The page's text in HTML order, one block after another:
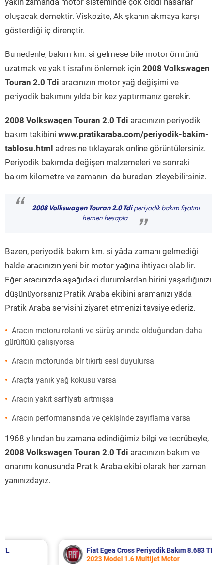
yakın zamanda motor sisteminde çok ciddi hasarlar
oluşacak demektir. Viskozite, Akışkanın akmaya karşı
gösterdiği iç dirençtir.
Bu nedenle, bakım km. si gelmese bile motor ömrünü
uzatmak ve yakıt israfını önlemek için 2008 Volkswagen
Touran 2.0 Tdi aracınızın motor yağ değişimi ve
periyodik bakımını yılda bir kez yaptırmanız gerekir.
2008 Volkswagen Touran 2.0 Tdi aracınızın periyodik
bakım takibini www.pratikaraba.com/periyodik-bakim-
tablosu.html adresine tıklayarak online görüntülersiniz.
Periyodik bakımda değişen malzemeleri ve sonraki
bakım kilometre ve zamanını da buradan izleyebilirsiniz.
“ 2008 Volkswagen Touran 2.0 Tdiperiyodik bakım fiyatını
hemen hesapla
”
Bazen, periyodik bakım km. si yâda zamanı gelmediği
halde aracınızın yeni bir motor yağına ihtiyacı olabilir.
Eğer aracınızda aşağıdaki durumlardan birini yaşadığınızı
düşünüyorsanız Pratik Araba ekibini aramanızı yâda
Pratik Araba servisini ziyaret etmenizi tavsiye ederiz.
Aracın motoru rolanti ve sürüş anında olduğundan daha
gürültülü çalışıyorsa
Aracın motorunda bir tıkırtı sesi duyulursa
Araçta yanık yağ kokusu varsa
Aracın yakıt sarfiyatı artmışsa
Aracın performansında ve çekişinde zayıflama varsa
1968 yılından bu zamana edindiğimiz bilgi ve tecrübeyle,
2008 Volkswagen Touran 2.0 Tdi aracınızın bakım ve
onarımı konusunda Pratik Araba ekibi olarak her zaman
yanınızdayız.
Fiat Egea Cross Periyodik Bakım 8.683 TL
2023 Model 1.6 Multijet Motor